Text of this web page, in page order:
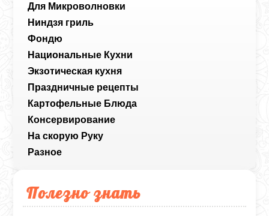
Для Микроволновки
Ниндзя гриль
Фондю
Национальные Кухни
Экзотическая кухня
Праздничные рецепты
Картофельные Блюда
Консервирование
На скорую Руку
Разное
Полезно знать